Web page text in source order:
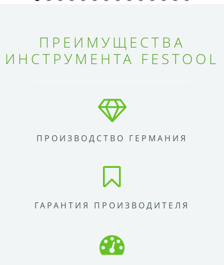
ПРЕИМУЩЕСТВА
ИНСТРУМЕНТА FESTOOL
ПРОИЗВОДСТВО ГЕРМАНИЯ
ГАРАНТИЯ ПРОИЗВОДИТЕЛЯ